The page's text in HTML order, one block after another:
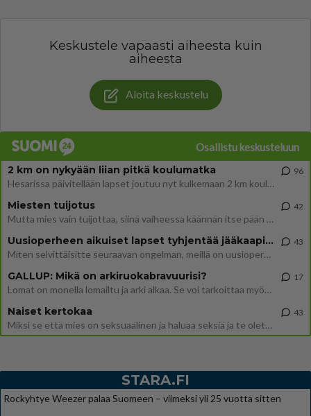
Keskustele vapaasti aiheesta kuin
aiheesta
Aloita keskustelu
Osallistu keskusteluun
2 km on nykyään liian pitkä koulumatka
Hesarissa päivitellään lapset joutuu nyt kulkemaan 2 km kouluun jösses. Ruostefillarilla tuo matka menee vaikka miten äk
96
Miesten tuijotus
Mutta mies vain tuijottaa, siinä vaiheessa käännän itse pään pois. Mikä juttu? Yleensä jos joku tuijottaa tai katsoo, hä
42
Uusioperheen aikuiset lapset tyhjentää jääkaapin käydessään
Miten selvittäisitte seuraavan ongelman, meillä on uusioperhe, minulla teini-ikäiset lapset ja puolisolla aikuiset, jotk
43
GALLUP: Mikä on arkiruokabravuurisi?
Lomat on monella lomailtu ja arki alkaa. Se voi tarkoittaa myös sitä, että grillailut on grillattu ja palataan arjen ruo
17
Naiset kertokaa
Miksi se että mies on seksuaalinen ja haluaa seksiä ja te olette hänen mielestänne haluttava on vastenmielistä? Mikä sii
43
STARA.FI
Rockyhtye Weezer palaa Suomeen – viimeksi yli 25 vuotta sitten